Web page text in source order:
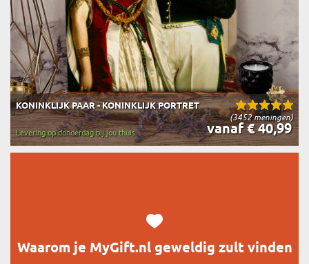
(3452 meningen)
KONINKLIJK PAAR - KONINKLIJK PORTRET
vanaf € 40,99
Levering op donderdag bij jou thuis
Waarom je MyGift.nl geweldig zult vinden